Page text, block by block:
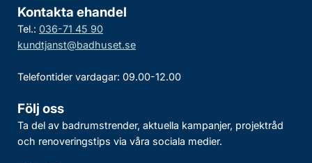
Kontakta ehandel
Tel.: 036-71 45 90
kundtjanst@badhuset.se
Telefontider vardagar: 09.00-12.00
Följ oss
Ta del av badrumstrender, aktuella kampanjer, projektråd
och renoveringstips via våra sociala medier.